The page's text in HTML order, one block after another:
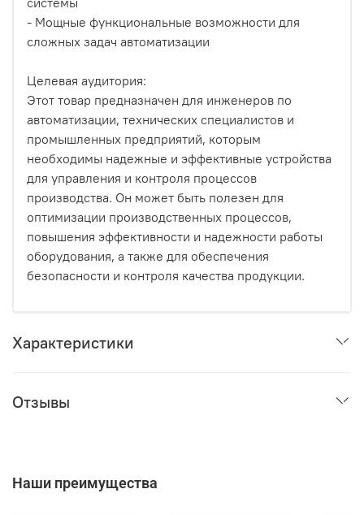
- Мощные функциональные возможности для
сложных задач автоматизации
Целевая аудитория:
Этот товар предназначен для инженеров по
автоматизации, технических специалистов и
промышленных предприятий, которым
необходимы надежные и эффективные устройства
для управления и контроля процессов
производства. Он может быть полезен для
оптимизации производственных процессов,
повышения эффективности и надежности работы
оборудования, а также для обеспечения
безопасности и контроля качества продукции.
Характеристики
Отзывы
Наши преимущества